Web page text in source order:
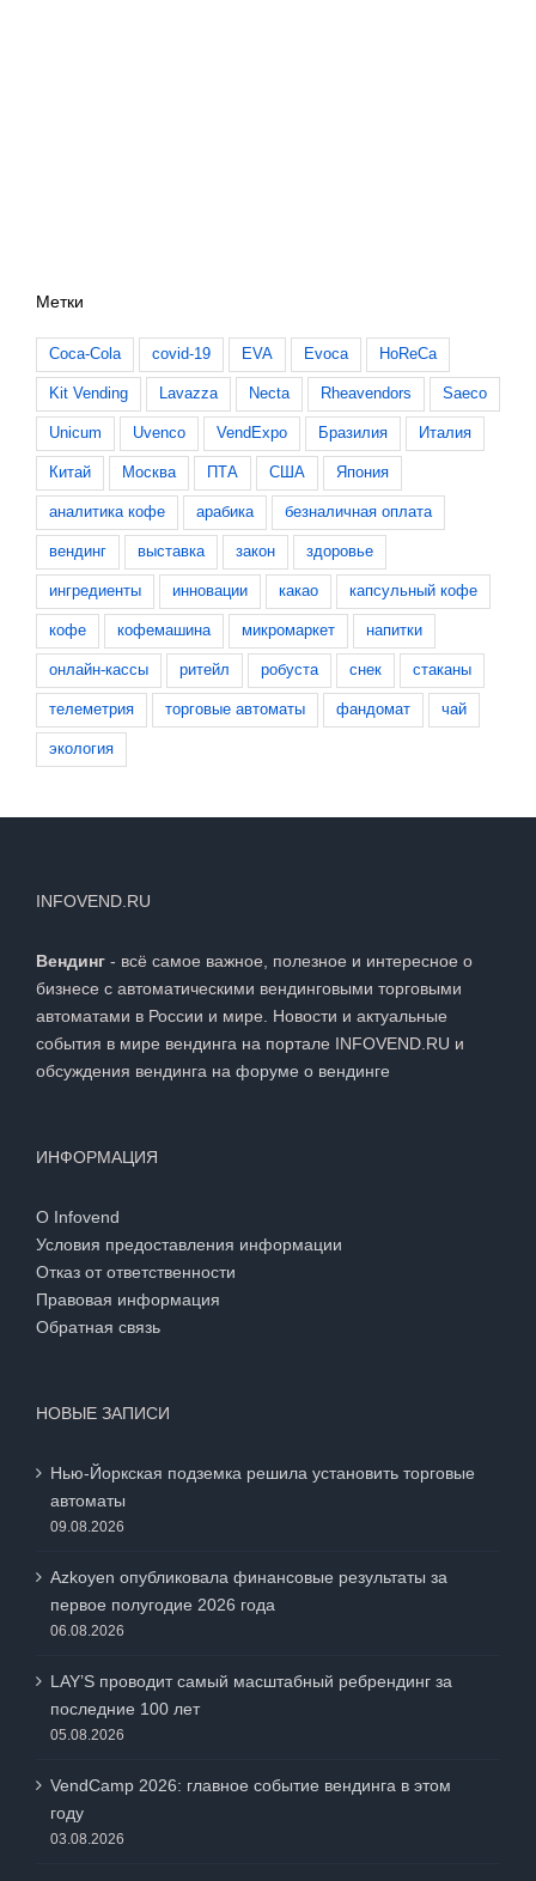
Метки
Coca-Cola covid-19 EVA Evoca HoReCa
Kit Vending Lavazza Necta Rheavendors Saeco
Unicum Uvenco VendExpo Бразилия Италия
Китай Москва ПТА США Япония
аналитика кофе арабика безналичная оплата
вендинг выставка закон здоровье
ингредиенты инновации какао капсульный кофе
кофе кофемашина микромаркет напитки
онлайн-кассы ритейл робуста снек стаканы
телеметрия торговые автоматы фандомат чай
экология
INFOVEND.RU
Вендинг - всё самое важное, полезное и интересное о
бизнесе с автоматическими вендинговыми торговыми
автоматами в России и мире. Новости и актуальные
события в мире вендинга на портале INFOVEND.RU и
обсуждения вендинга на форуме о вендинге
ИНФОРМАЦИЯ
О Infovend
Условия предоставления информации
Отказ от ответственности
Правовая информация
Обратная связь
НОВЫЕ ЗАПИСИ
Нью-Йоркская подземка решила установить торговые
автоматы
09.08.2026
Azkoyen опубликовала финансовые результаты за
первое полугодие 2026 года
06.08.2026
LAY’S проводит самый масштабный ребрендинг за
последние 100 лет
05.08.2026
VendCamp 2026: главное событие вендинга в этом
году
03.08.2026